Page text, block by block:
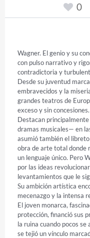
0
Wagner. El genio y su
con pulso narrativo y
contradictoria y
Desde su juventud
embravecidos y la
grandes teatros de
exceso y sin concesiones.
Destacan
dramas musicales— en
asumió también el
obra de arte total donde
un lenguaje único. Pero
por las ideas
levantamientos que le
Su ambición artística
mecenazgo y la intensa
El joven monarca,
protección, financió sus
la ruina cuando pocos
se tejió un vínculo